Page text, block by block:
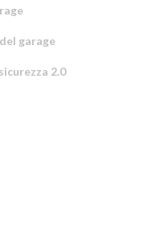
garage
2.0